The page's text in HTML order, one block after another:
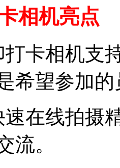
相机亮点
打卡相机支
希望参加
速在线拍摄
流。